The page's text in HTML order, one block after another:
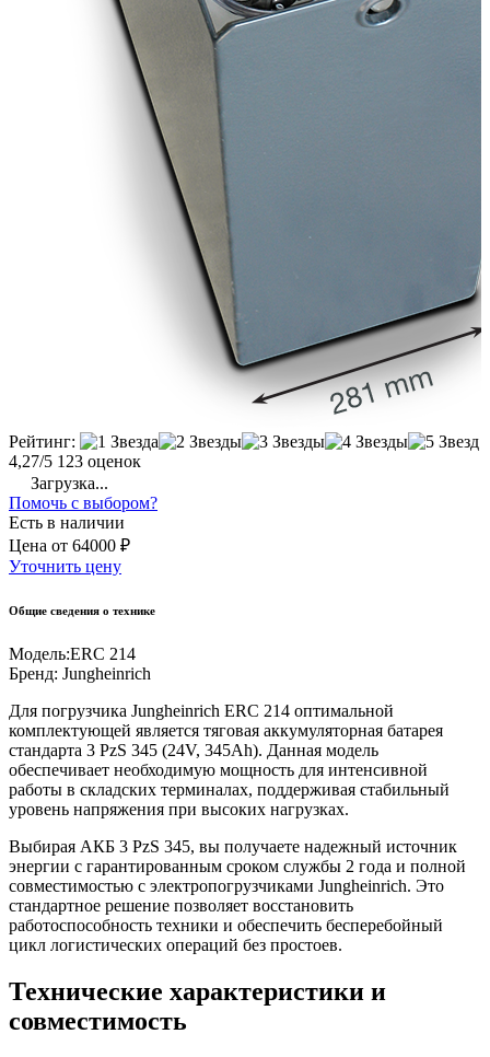
Рейтинг:
4,27/5 123 оценок
Загрузка...
Помочь с выбором?
Есть в наличии
Цена от 64000 ₽
Уточнить цену
Общие сведения о технике
Модель:ERC 214
Бренд: Jungheinrich
Для погрузчика Jungheinrich ERC 214 оптимальной
комплектующей является тяговая аккумуляторная батарея
стандарта 3 PzS 345 (24V, 345Ah). Данная модель
обеспечивает необходимую мощность для интенсивной
работы в складских терминалах, поддерживая стабильный
уровень напряжения при высоких нагрузках.
Выбирая АКБ 3 PzS 345, вы получаете надежный источник
энергии с гарантированным сроком службы 2 года и полной
совместимостью с электропогрузчиками Jungheinrich. Это
стандартное решение позволяет восстановить
работоспособность техники и обеспечить бесперебойный
цикл логистических операций без простоев.
Технические характеристики и
совместимость